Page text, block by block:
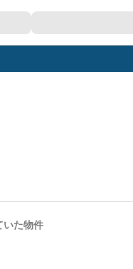
いた物件